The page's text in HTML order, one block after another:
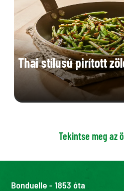
Thai stílusú pirított
Tekintse meg az
Bonduelle - 1853 óta